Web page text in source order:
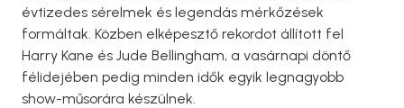
évtizedes sérelmek és legendás mérkőzések
formáltak. Közben elképesztő rekordot állított fel
Harry Kane és Jude Bellingham, a vasárnapi döntő
félidejében pedig minden idők egyik legnagyobb
show-műsorára készülnek.